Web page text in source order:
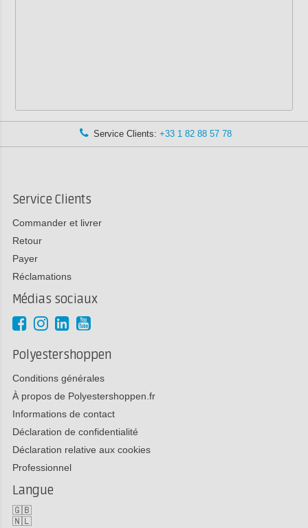
Service Clients: +33 1 82 88 57 78
Service Clients
Commander et livrer
Retour
Payer
Réclamations
Médias sociaux
Polyestershoppen
Conditions générales
À propos de Polyestershoppen.fr
Informations de contact
Déclaration de confidentialité
Déclaration relative aux cookies
Professionnel
Langue
🇬🇧
🇳🇱